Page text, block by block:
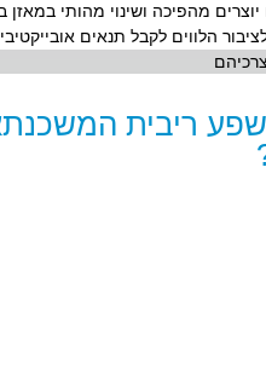
יוצרים מהפיכה ושינוי מהותי במאזן
הלווים לקבל תנאים
ריבית